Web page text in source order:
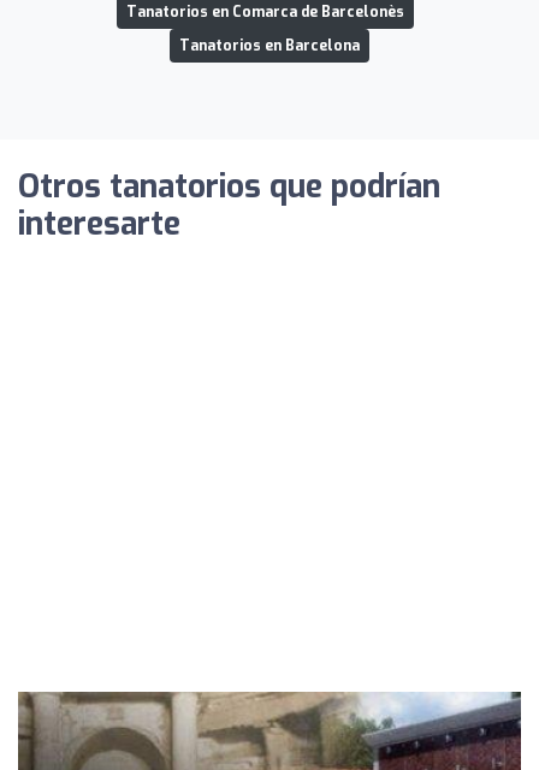
Tanatorios en Comarca de Barcelonès
Tanatorios en Barcelona
Otros tanatorios que podrían
interesarte